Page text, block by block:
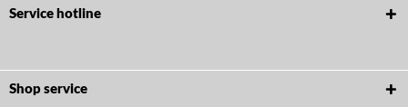
Service hotline
Shop service